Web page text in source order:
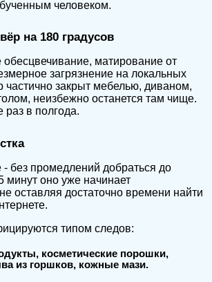
человеком.
на 180 градусов
обесцвечивание, матирование от
загрязнение на локальных
частично закрыт мебелью, диваном,
неизбежно останется там чище.
раз в полгода.
без промедлений добраться до
минут оно уже начинает
оставляя достаточно времени найти
типом следов:
косметические порошки,
из горшков, кожные мази.